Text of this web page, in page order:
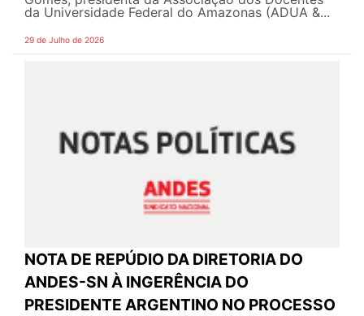
da Universidade Federal do Amazonas (ADUA &...
29 de Julho de 2026
NOTA DE REPÚDIO DA DIRETORIA DO
ANDES-SN À INGERÊNCIA DO
PRESIDENTE ARGENTINO NO PROCESSO